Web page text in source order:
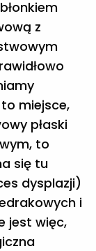
z
miejsce,
płaski
to
się tu
dysplazji)
i
jest więc,